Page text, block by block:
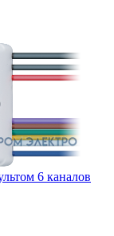
6 каналов